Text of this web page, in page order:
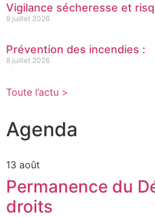
Vigilance sécheresse et
9 juillet 2026
Prévention des incendies :
8 juillet 2026
Toute l’actu >
Agenda
13 août
Permanence du
droits